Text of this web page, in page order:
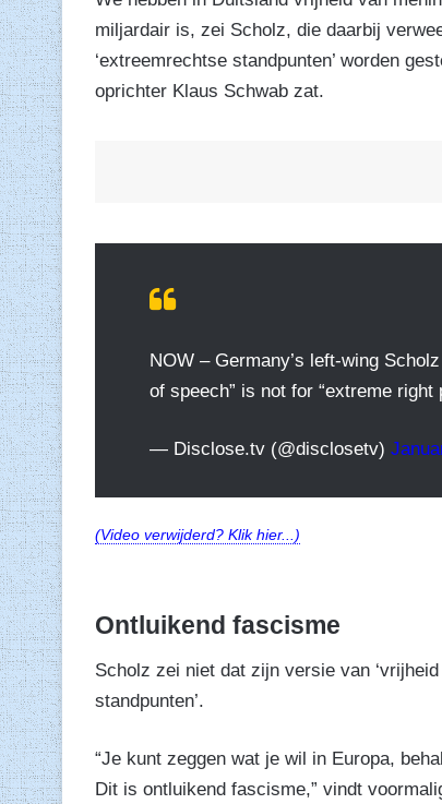
miljardair is, zei Scholz, die daarbij
‘extreemrechtse standpunten’ worden
oprichter Klaus Schwab zat.
NOW – Germany’s left-wing
of speech” is not for “extreme right
— Disclose.tv (@disclosetv)
(Video verwijderd? Klik hier...)
Ontluikend fascisme
Scholz zei niet dat zijn versie van
standpunten’.
“Je kunt zeggen wat je wil in Europa,
Dit is ontluikend fascisme,” vindt